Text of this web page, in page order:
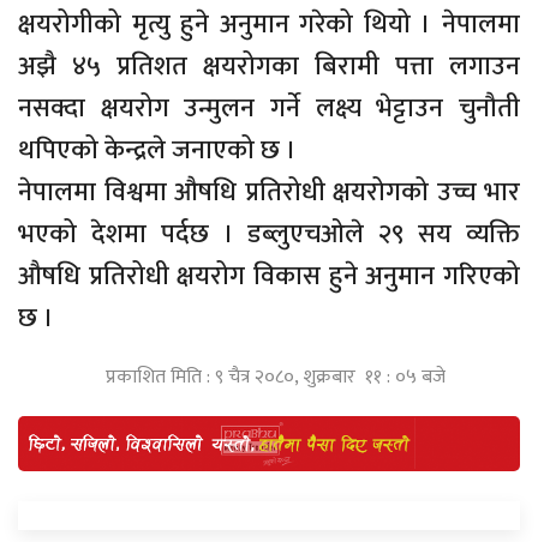
क्षयरोगीको मृत्यु हुने अनुमान गरेको थियो । नेपालमा
अझै ४५ प्रतिशत क्षयरोगका बिरामी पत्ता लगाउन
नसक्दा क्षयरोग उन्मुलन गर्ने लक्ष्य भेट्टाउन चुनौती
थपिएको केन्द्रले जनाएको छ ।
नेपालमा विश्वमा औषधि प्रतिरोधी क्षयरोगको उच्च भार
भएको देशमा पर्दछ । डब्लुएचओले २९ सय व्यक्ति
औषधि प्रतिरोधी क्षयरोग विकास हुने अनुमान गरिएको
छ ।
प्रकाशित मिति : ९ चैत्र २०८०, शुक्रबार ११ : ०५ बजे